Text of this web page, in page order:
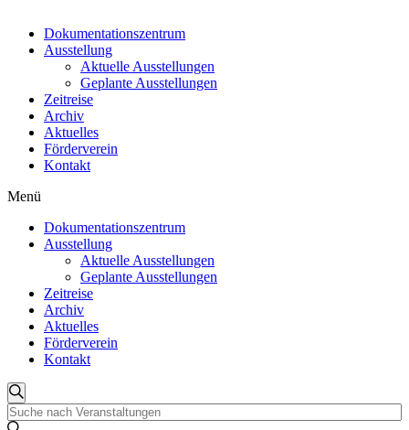
Dokumentationszentrum
Ausstellung
Aktuelle Ausstellungen
Geplante Ausstellungen
Zeitreise
Archiv
Aktuelles
Förderverein
Kontakt
Menü
Dokumentationszentrum
Ausstellung
Aktuelle Ausstellungen
Geplante Ausstellungen
Zeitreise
Archiv
Aktuelles
Förderverein
Kontakt
Veranstaltungen
Suche
Suche
Bitte
Schlüsselwort